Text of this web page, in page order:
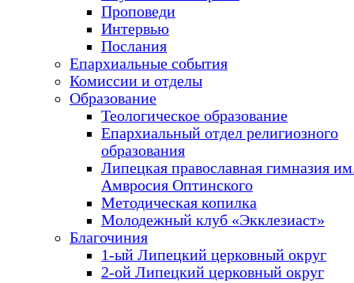
Проповеди
Интервью
Послания
Епархиальные события
Комиссии и отделы
Образование
Теологическое образование
Епархиальный отдел религиозного
образования
Липецкая православная гимназия
Амвросия Оптинского
Методическая копилка
Молодежный клуб «Экклезиаст»
Благочиния
1-ый Липецкий церковный округ
2-ой Липецкий церковный округ